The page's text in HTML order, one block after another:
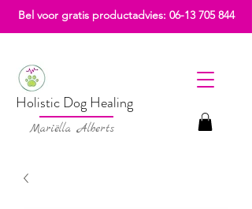
Holistic Dog Healing
Mariëlla Alberts
Bel voor gratis productadvies: 06-13 705 844